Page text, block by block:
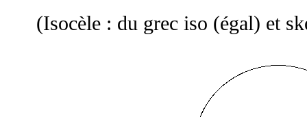
(Isocèle : du grec iso (égal) et